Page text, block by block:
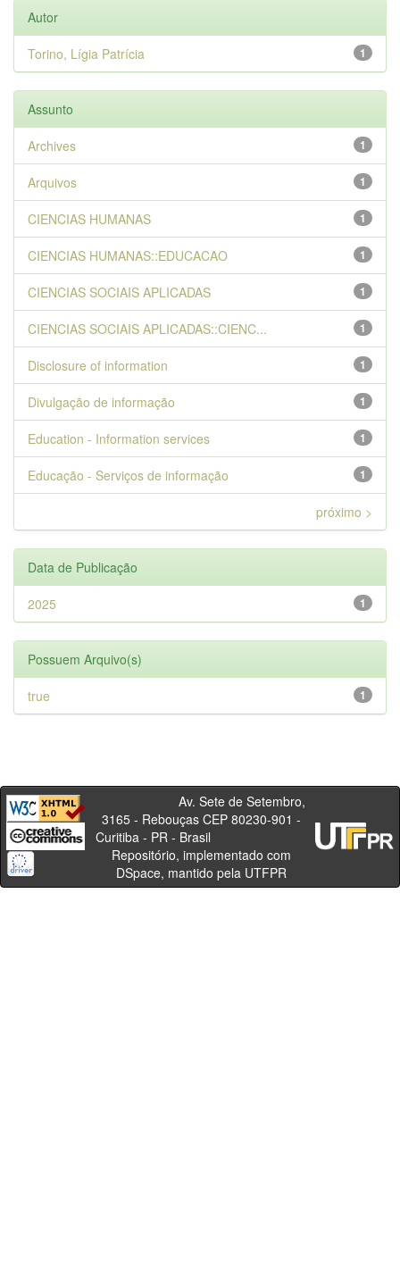
Autor
1
Torino, Lígia Patrícia
Assunto
1
Archives
1
Arquivos
1
CIENCIAS HUMANAS
1
CIENCIAS HUMANAS::EDUCACAO
1
CIENCIAS SOCIAIS APLICADAS
1
CIENCIAS SOCIAIS APLICADAS::CIENC...
1
Disclosure of information
1
Divulgação de informação
1
Education - Information services
1
Educação - Serviços de informação
próximo >
Data de Publicação
1
2025
Possuem Arquivo(s)
1
true
Av. Sete de Setembro,
3165 - Rebouças CEP 80230-901 -
Curitiba - PR - Brasil
Repositório, implementado com
DSpace, mantido pela UTFPR